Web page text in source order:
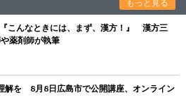
もっと見る
こんなときには、まず、漢方！』 漢方三
薬剤師が執筆
解を 8月8日広島市で公開講座、オンライン